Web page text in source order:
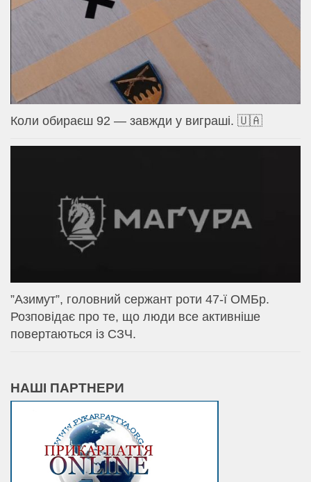
Коли обираєш 92 — завжди у виграші. 🇺🇦
⁨”Азимут”, головний сержант роти 47-ї ОМБр.
Розповідає про те, що люди все активніше
повертаються із СЗЧ.
НАШІ ПАРТНЕРИ